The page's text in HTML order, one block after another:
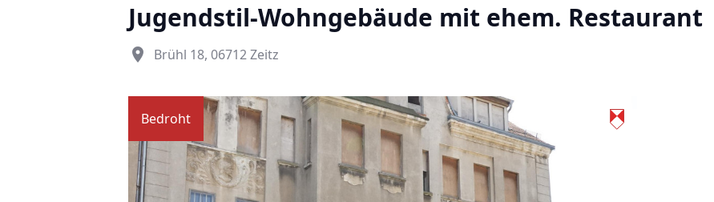
Jugendstil-Wohngebäude mit ehem. Restaurant
place Brühl 18, 06712 Zeitz
Bedroht